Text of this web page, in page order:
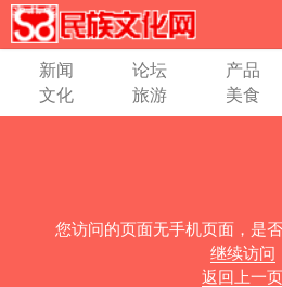
新闻 论坛 产品
文化
旅游 美食
您访问的页面无手机页面，是
继续访问
返回上一页